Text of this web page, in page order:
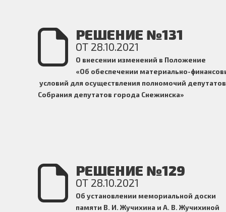
РЕШЕНИЕ №131
ОТ 28.10.2021
О внесении изменений в Положение
«Об обеспечении материально-
условий для осуществления полномочий депутатов
Собрания депутатов города Снежинска»
РЕШЕНИЕ №129
ОТ 28.10.2021
Об установлении мемориальной доски
памяти В. И. Жучихина и А. В. Жучихиной